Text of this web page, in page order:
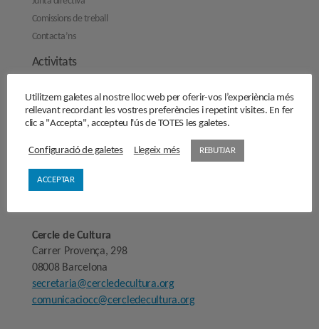
Comissions de treball
Contacta’ns
Activitats
Opinions
Manifestos
Entrevistes
Fes-te’n soci/sòcia
Sala de premsa
Cercle de Cultura
Carrer Provença, 298
08008 Barcelona
secretaria@cercledecultura.org
comunicaciocc@cercledecultura.org
Utilitzem galetes al nostre lloc web per oferir-vos l’experiència més
rellevant recordant les vostres preferències i repetint visites. En fer
clic a "Accepta", accepteu l'ús de TOTES les galetes.
Configuració de galetes Llegeix més REBUTJAR
ACCEPTAR